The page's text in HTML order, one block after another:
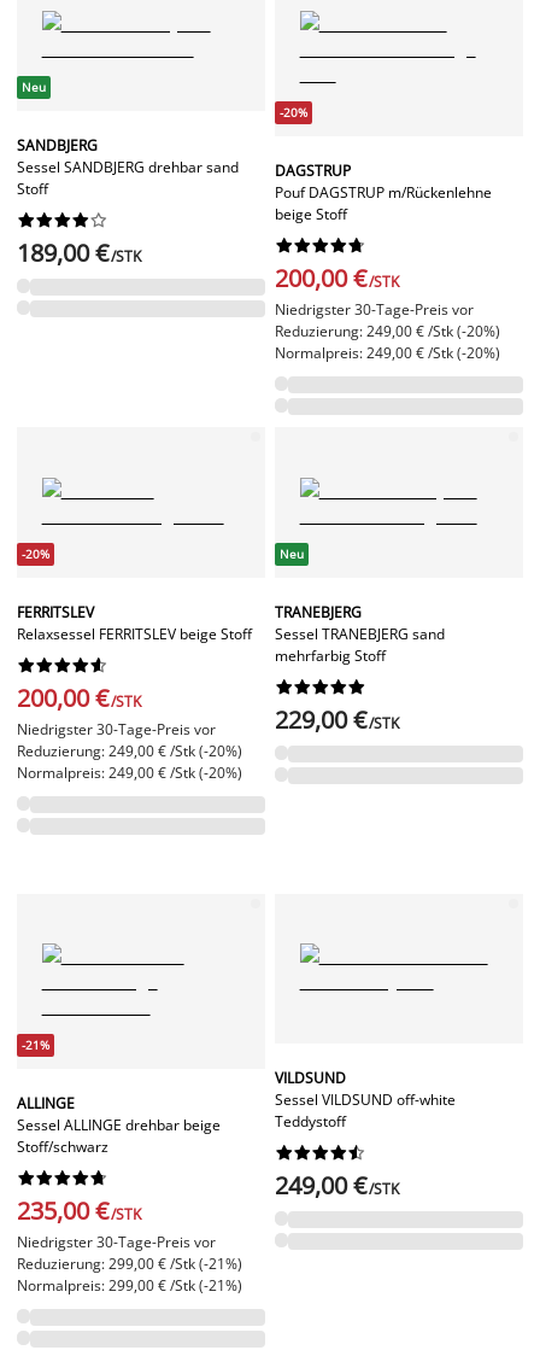
Neu
SANDBJERG
Sessel SANDBJERG drehbar sand
Stoff






189,00 €/STK
-20%
DAGSTRUP
Pouf DAGSTRUP m/Rückenlehne
beige Stoff






200,00 €/STK
Niedrigster 30-Tage-Preis vor
Reduzierung: 249,00 € /Stk (-20%)
Normalpreis: 249,00 € /Stk (-20%)
-20%
FERRITSLEV
Relaxsessel FERRITSLEV beige Stoff






200,00 €/STK
Niedrigster 30-Tage-Preis vor
Reduzierung: 249,00 € /Stk (-20%)
Normalpreis: 249,00 € /Stk (-20%)
Neu
TRANEBJERG
Sessel TRANEBJERG sand
mehrfarbig Stoff






229,00 €/STK
-21%
ALLINGE
Sessel ALLINGE drehbar beige
Stoff/schwarz






235,00 €/STK
Niedrigster 30-Tage-Preis vor
Reduzierung: 299,00 € /Stk (-21%)
Normalpreis: 299,00 € /Stk (-21%)
VILDSUND
Sessel VILDSUND off-white
Teddystoff






249,00 €/STK